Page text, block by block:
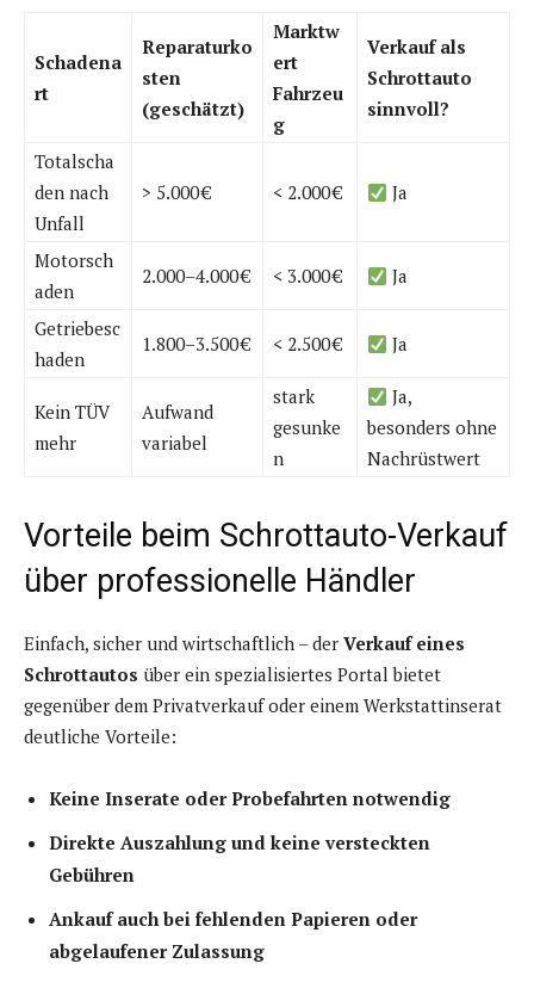
Schadena
rt
Reparaturko
sten
(geschätzt)
Marktw
ert
Fahrzeu
g
Verkauf als
Schrottauto
sinnvoll?
Totalscha
den nach
Unfall
> 5.000 € < 2.000 € Ja
Motorsch
aden
2.000–4.000 € < 3.000 € Ja
Getriebesc
haden
1.800–3.500 € < 2.500 € Ja
Kein TÜV
mehr
Aufwand
variabel
stark
gesunke
n
Ja,
besonders ohne
Nachrüstwert
Vorteile beim Schrottauto-Verkauf
über professionelle Händler
Einfach, sicher und wirtschaftlich – der Verkauf eines
Schrottautos über ein spezialisiertes Portal bietet
gegenüber dem Privatverkauf oder einem Werkstattinserat
deutliche Vorteile:
Keine Inserate oder Probefahrten notwendig
Direkte Auszahlung und keine versteckten
Gebühren
Ankauf auch bei fehlenden Papieren oder
abgelaufener Zulassung